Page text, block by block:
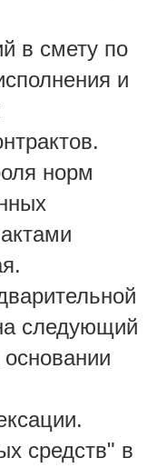
в смету по
и
норм
следующий
средств" в